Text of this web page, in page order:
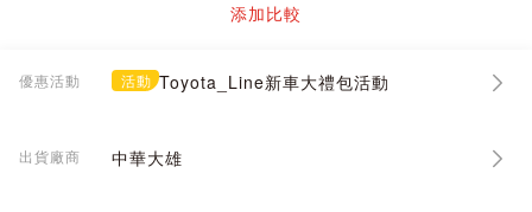
添加比較
優惠活動 活動 Toyota_Line新車大禮包活動
出貨廠商 中華大雄